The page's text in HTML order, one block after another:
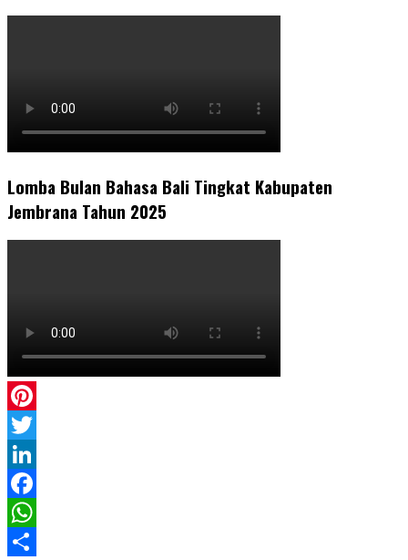
Lomba Bulan Bahasa Bali Tingkat Kabupaten
Jembrana Tahun 2025
Pinterest
Twitter
LinkedIn
Facebook
WhatsApp